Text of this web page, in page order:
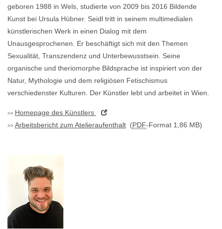
geboren 1988 in Wels, studierte von 2009 bis 2016 Bildende
Kunst bei Ursula Hübner. Seidl tritt in seinem multimedialen
künstlerischen Werk in einen Dialog mit dem
Unausgesprochenen. Er beschäftigt sich mit den Themen
Sexualität, Transzendenz und Unterbewusstsein. Seine
organische und theriomorphe Bildsprache ist inspiriert von der
Natur, Mythologie und dem religiösen Fetischismus
verschiedenster Kulturen. Der Künstler lebt und arbeitet in Wien.
Homepage des Künstlers
Arbeitsbericht zum Atelieraufenthalt (PDF-Format 1,86 MB)